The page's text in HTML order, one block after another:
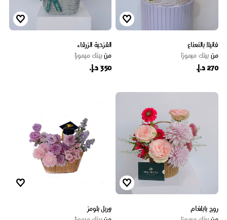
فانيلا بالنعناع
من بينك ميموزا
270 د.إ.
القزحية الزرقاء
منبينك ميموزا
350 د.إ.
روج بابلغام
بيربل بلومز